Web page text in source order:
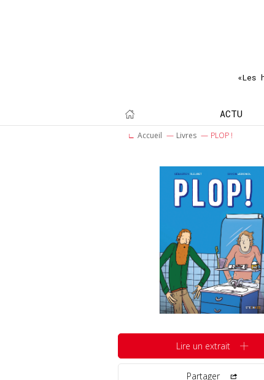
«Les
ACTU
Accueil Livres PLOP !
Lire un extrait
Partager